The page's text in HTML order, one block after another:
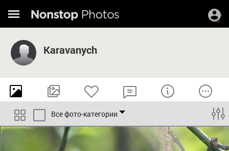
Karavanych
Все фото-категории